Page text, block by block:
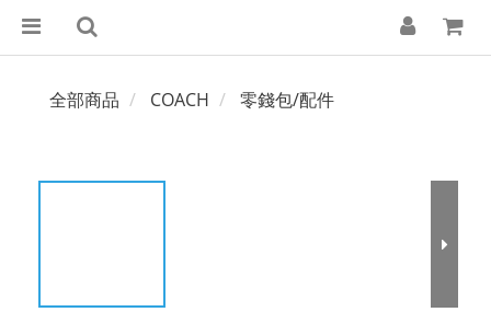
全部商品 COACH 零錢包/配件